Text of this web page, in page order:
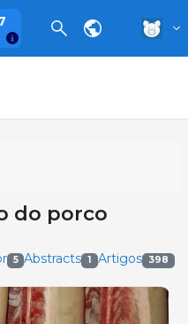
do porco
5 Abstracts 1 Artigos 398